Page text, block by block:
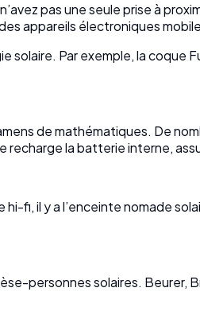
pas une seule prise à
appareils électroniques
solaire. Par exemple, la
de mathématiques. De
recharge la batterie interne,
fi, il y a l’enceinte nomade
personnes solaires.